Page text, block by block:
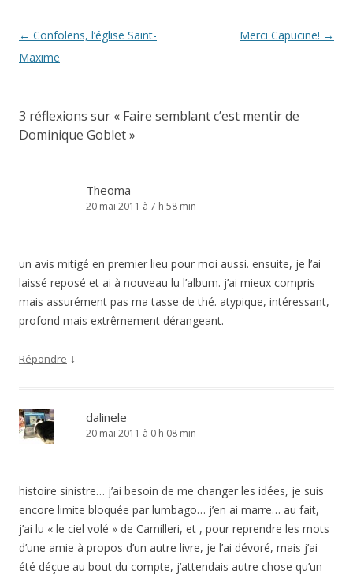
Navigation
des
← Confolens, l’église Saint-
Maxime
Merci Capucine! →
3 réflexions sur « Faire semblant c’est mentir de
Dominique Goblet»
Theoma
20 mai 2011 à 7 h 58 min
un avis mitigé en premier lieu pour moi aussi. ensuite, je l’ai
laissé reposé et ai à nouveau lu l’album. j’ai mieux compris
mais assurément pas ma tasse de thé. atypique, intéressant,
profond mais extrêmement dérangeant.
Répondre ↓
dalinele
20 mai 2011 à 0 h 08 min
histoire sinistre… j’ai besoin de me changer les idées, je suis
encore limite bloquée par lumbago… j’en ai marre… au fait,
j’ai lu « le ciel volé » de Camilleri, et , pour reprendre les mots
d’une amie à propos d’un autre livre, je l’ai dévoré, mais j’ai
été déçue au bout du compte, j’attendais autre chose qu’un